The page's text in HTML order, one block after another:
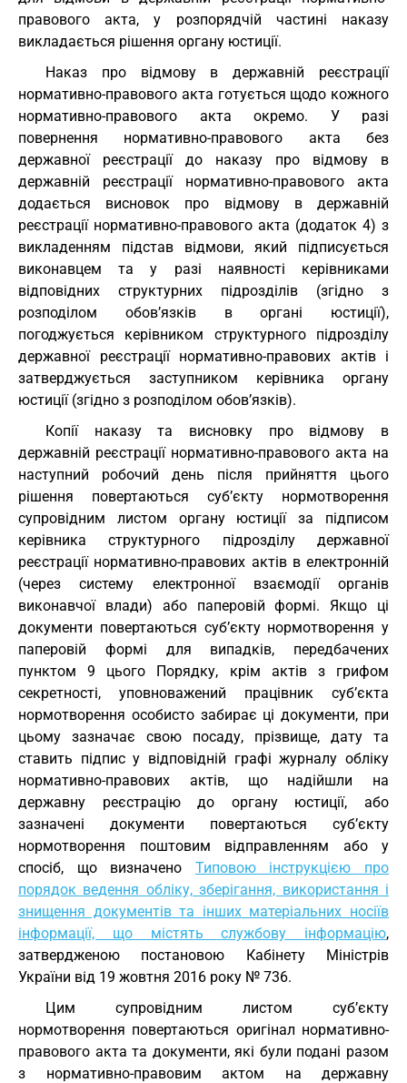
правового акта, у розпорядчій частині наказу
викладається рішення органу юстиції.
Наказ про відмову в державній реєстрації
нормативно-правового акта готується щодо кожного
нормативно-правового акта окремо. У разі
повернення нормативно-правового акта без
державної реєстрації до наказу про відмову в
державній реєстрації нормативно-правового акта
додається висновок про відмову в державній
реєстрації нормативно-правового акта (додаток 4) з
викладенням підстав відмови, який підписується
виконавцем та у разі наявності керівниками
відповідних структурних підрозділів (згідно з
розподілом обов’язків в органі юстиції),
погоджується керівником структурного підрозділу
державної реєстрації нормативно-правових актів і
затверджується заступником керівника органу
юстиції (згідно з розподілом обов’язків).
Копії наказу та висновку про відмову в
державній реєстрації нормативно-правового акта на
наступний робочий день після прийняття цього
рішення повертаються суб’єкту нормотворення
супровідним листом органу юстиції за підписом
керівника структурного підрозділу державної
реєстрації нормативно-правових актів в електронній
(через систему електронної взаємодії органів
виконавчої влади) або паперовій формі. Якщо ці
документи повертаються суб’єкту нормотворення у
паперовій формі для випадків, передбачених
пунктом 9 цього Порядку, крім актів з грифом
секретності, уповноважений працівник суб’єкта
нормотворення особисто забирає ці документи, при
цьому зазначає свою посаду, прізвище, дату та
ставить підпис у відповідній графі журналу обліку
нормативно-правових актів, що надійшли на
державну реєстрацію до органу юстиції, або
зазначені документи повертаються суб’єкту
нормотворення поштовим відправленням або у
спосіб, що визначено Типовою інструкцією про
порядок ведення обліку, зберігання, використання і
знищення документів та інших матеріальних носіїв
інформації, що містять службову інформацію,
затвердженою постановою Кабінету Міністрів
України від 19 жовтня 2016 року № 736.
Цим супровідним листом суб’єкту
нормотворення повертаються оригінал нормативно-
правового акта та документи, які були подані разом
з нормативно-правовим актом на державну